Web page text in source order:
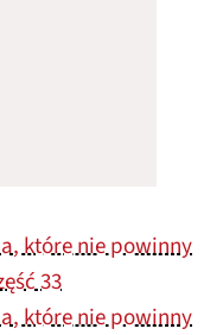
które nie powinny
33
które nie powinny